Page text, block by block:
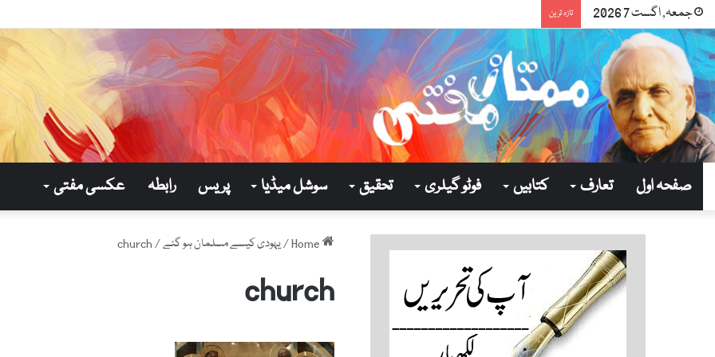
جمعہ, اگست 7 2026 تازہ ترین
صفحہ اول تعارف کتابیں فوٹو گیلری تحقیق سوشل میڈیا پریس رابطہ عکسی مفتی
/یہودی کیسے مسلمان ہو گئے/
church
church